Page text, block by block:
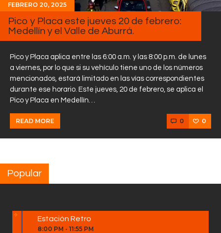
Equipo
Sobre Nosotros
Contactos
FEBRERO 20, 2025
Pico y Placa este jueves 20 de febrero:
Medellín y el Valle de Aburrá.
Pico y Placa aplica entre las 6:00 a.m. y las 8:00 p.m. de lunes
a viernes, por lo que si su vehículo tiene uno de los números
mencionados, estará limitado en las vías correspondientes
durante ese horario. Este jueves, 20 de febrero, se aplica el
Pico y Placa en Medellín…
READ MORE 0 0
Popular
Estación Retro
8:00 PM - 11:55 PM